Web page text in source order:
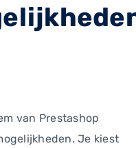
van Prestashop
Je kiest